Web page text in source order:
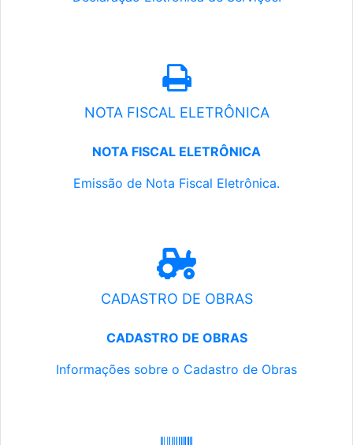
NOTA FISCAL ELETRÔNICA
NOTA FISCAL ELETRÔNICA
Emissão de Nota Fiscal Eletrônica.
CADASTRO DE OBRAS
CADASTRO DE OBRAS
Informações sobre o Cadastro de Obras